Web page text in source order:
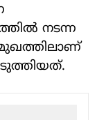
നടന്ന